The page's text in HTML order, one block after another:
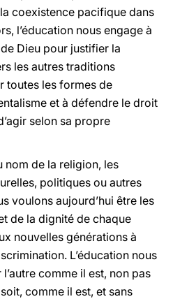
coexistence pacifique dans
l’éducation nous engage à
Dieu pour justifier la
les autres traditions
toutes les formes de
et à défendre le droit
selon sa propre
nom de la religion, les
politiques ou autres
voulons aujourd’hui être les
de la dignité de chaque
nouvelles générations à
L’éducation nous
comme il est, non pas
comme il est, et sans